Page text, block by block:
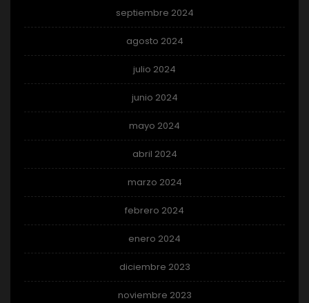
septiembre 2024
agosto 2024
julio 2024
junio 2024
mayo 2024
abril 2024
marzo 2024
febrero 2024
enero 2024
diciembre 2023
noviembre 2023